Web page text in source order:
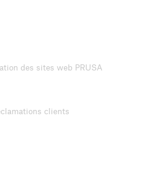
des sites web PRUSA
clients